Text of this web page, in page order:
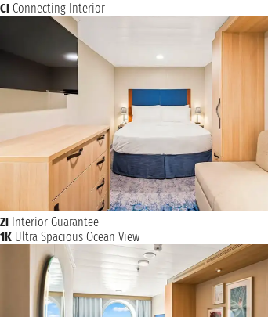
CI Connecting Interior
ZI Interior Guarantee
1K Ultra Spacious Ocean View